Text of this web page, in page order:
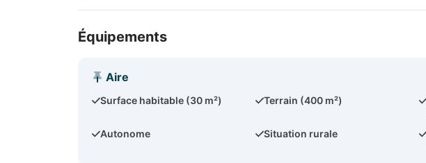
Équipements
Aire
Surface habitable (30 m²) Terrain (400 m²)
Autonome
Situation rurale